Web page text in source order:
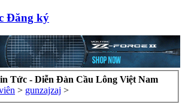
Đăng ký
Tức - Diễn Đàn Cầu Lông Việt Nam
> gunzajzaj >